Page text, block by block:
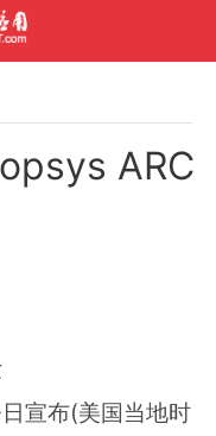
ARC
宣布(美国当地时